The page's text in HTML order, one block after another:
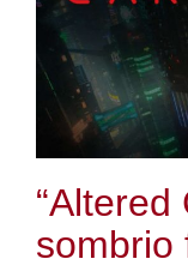
“Altered
sombrio